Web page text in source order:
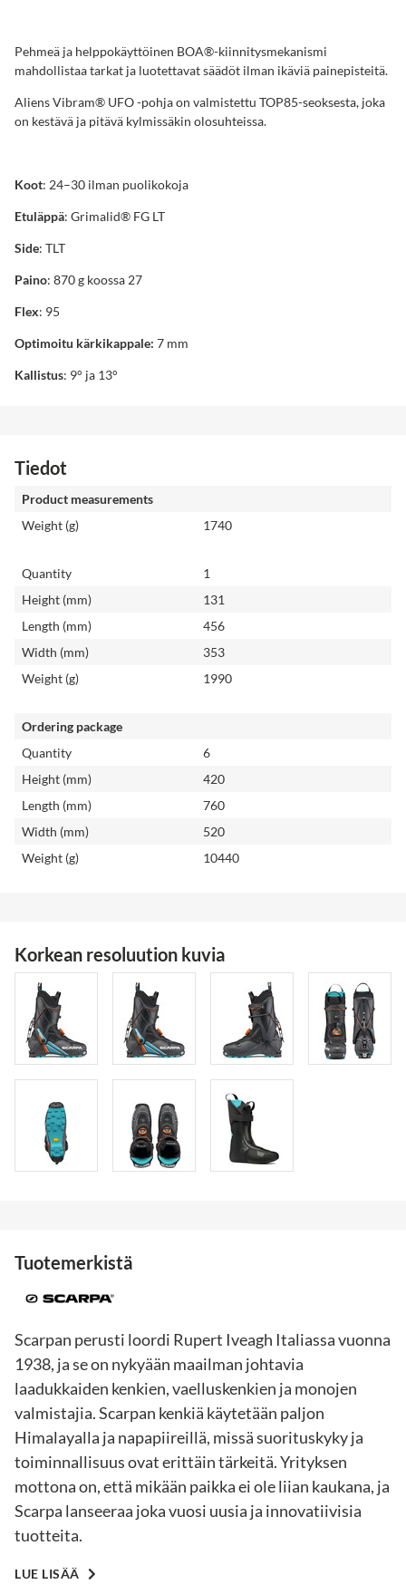
Pehmeä ja helppokäyttöinen BOA®-kiinnitysmekanismi
mahdollistaa tarkat ja luotettavat säädöt ilman ikäviä painepisteitä.
Aliens Vibram® UFO -pohja on valmistettu TOP85-seoksesta, joka
on kestävä ja pitävä kylmissäkin olosuhteissa.
Koot: 24–30 ilman puolikokoja
Etuläppä: Grimalid® FG LT
Side: TLT
Paino: 870 g koossa 27
Flex: 95
Optimoitu kärkikappale: 7 mm
Kallistus: 9° ja 13°
Tiedot
Product measurements
Weight (g)
1740
Quantity
1
Height (mm)
131
Length (mm)
456
Width (mm)
353
Weight (g)
1990
Ordering package
Quantity
6
Height (mm)
420
Length (mm)
760
Width (mm)
520
Weight (g)
10440
Korkean resoluution kuvia
Tuotemerkistä
Scarpan perusti loordi Rupert Iveagh Italiassa vuonna
1938, ja se on nykyään maailman johtavia
laadukkaiden kenkien, vaelluskenkien ja monojen
valmistajia. Scarpan kenkiä käytetään paljon
Himalayalla ja napapiireillä, missä suorituskyky ja
toiminnallisuus ovat erittäin tärkeitä. Yrityksen
mottona on, että mikään paikka ei ole liian kaukana, ja
Scarpa lanseeraa joka vuosi uusia ja innovatiivisia
tuotteita.
LUE LISÄÄ